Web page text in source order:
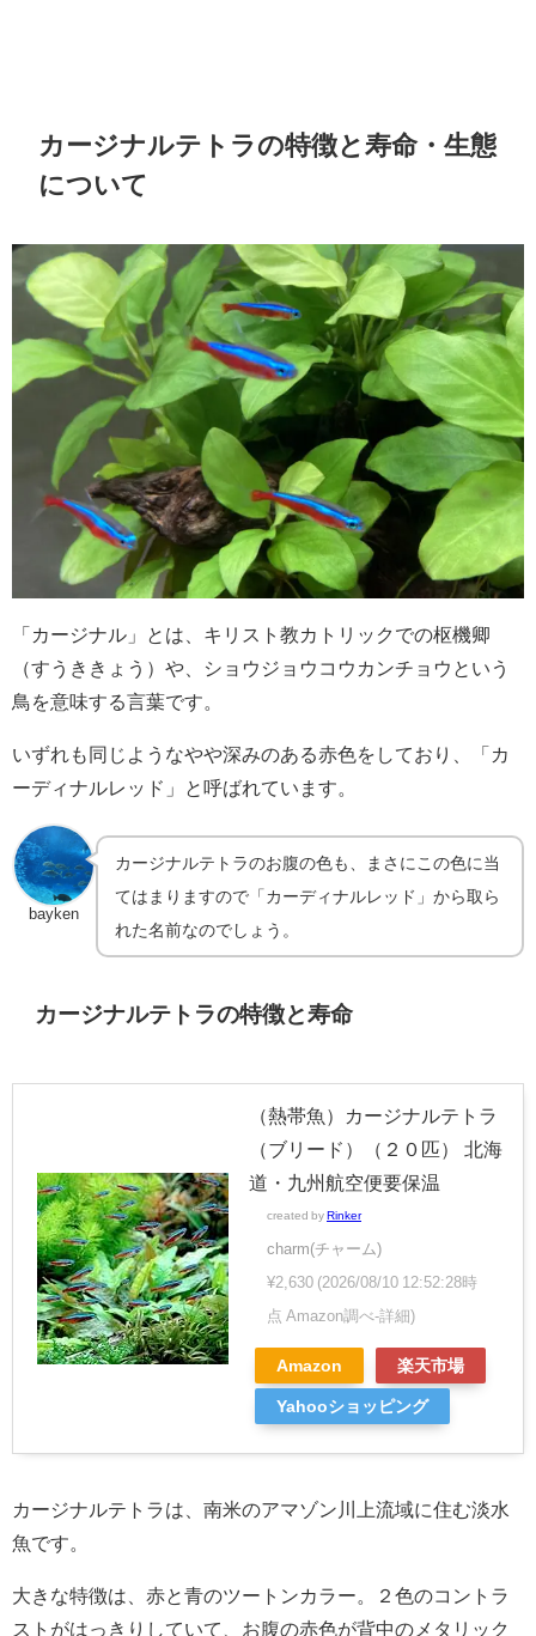
カージナルテトラの特徴と寿命・生態
について
「カージナル」とは、キリスト教カトリックでの枢機卿
（すうききょう）や、ショウジョウコウカンチョウという
鳥を意味する言葉です。
いずれも同じようなやや深みのある赤色をしており、「カ
ーディナルレッド」と呼ばれています。
bayken
カージナルテトラのお腹の色も、まさにこの色に当
てはまりますので「カーディナルレッド」から取ら
れた名前なのでしょう。
カージナルテトラの特徴と寿命
（熱帯魚）カージナルテトラ
（ブリード）（２０匹） 北海
道・九州航空便要保温
created by Rinker
charm(チャーム)
¥2,630 (2026/08/10 12:52:28時
点 Amazon調べ-詳細)
Amazon 楽天市場
Yahooショッピング
カージナルテトラは、南米のアマゾン川上流域に住む淡水
魚です。
大きな特徴は、赤と青のツートンカラー。２色のコントラ
ストがはっきりしていて、お腹の赤色が背中のメタリック